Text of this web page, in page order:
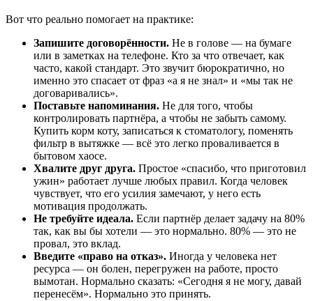
Вот что реально помогает на практике:
Запишите договорённости. Не в голове — на бумаге
или в заметках на телефоне. Кто за что отвечает, как
часто, какой стандарт. Это звучит бюрократично, но
именно это спасает от фраз «а я не знал» и «мы так не
договаривались».
Поставьте напоминания. Не для того, чтобы
контролировать партнёра, а чтобы не забыть самому.
Купить корм коту, записаться к стоматологу, поменять
фильтр в вытяжке — всё это легко проваливается в
бытовом хаосе.
Хвалите друг друга. Простое «спасибо, что приготовил
ужин» работает лучше любых правил. Когда человек
чувствует, что его усилия замечают, у него есть
мотивация продолжать.
Не требуйте идеала. Если партнёр делает задачу на 80%
так, как вы бы хотели — это нормально. 80% — это не
провал, это вклад.
Введите «право на отказ». Иногда у человека нет
ресурса — он болен, перегружен на работе, просто
вымотан. Нормально сказать: «Сегодня я не могу, давай
перенесём». Нормально это принять.